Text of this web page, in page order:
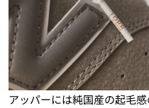
アッパーには純国産の起毛